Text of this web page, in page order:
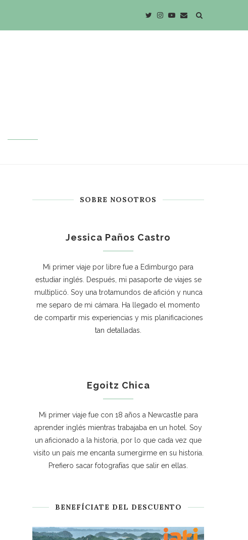
SOBRE NOSOTROS
Jessica Paños Castro
Mi primer viaje por libre fue a Edimburgo para
estudiar inglés. Después, mi pasaporte de viajes se
multiplicó. Soy una trotamundos de afición y nunca
me separo de mi cámara. Ha llegado el momento
de compartir mis experiencias y mis planificaciones
tan detalladas.
Egoitz Chica
Mi primer viaje fue con 18 años a Newcastle para
aprender inglés mientras trabajaba en un hotel. Soy
un aficionado a la historia, por lo que cada vez que
visito un país me encanta sumergirme en su historia.
Prefiero sacar fotografías que salir en ellas.
BENEFÍCIATE DEL DESCUENTO